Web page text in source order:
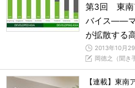
第3回 東南
バイス――マ
が拡散する
2013年10月
岡徳之（聞き
【連載】東